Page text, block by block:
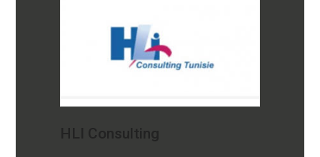
HLI Consulting